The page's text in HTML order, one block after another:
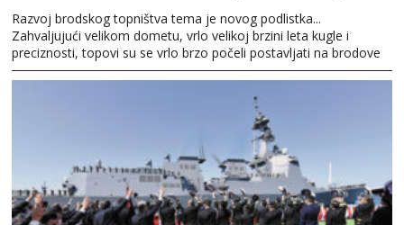
Razvoj brodskog topništva tema je novog podlistka...
Zahvaljujući velikom dometu, vrlo velikoj brzini leta kugle i
preciznosti, topovi su se vrlo brzo počeli postavljati na brodove